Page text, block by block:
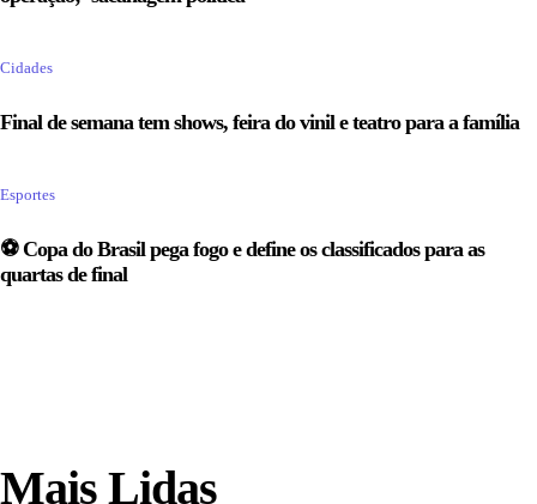
Cidades
Final de semana tem shows, feira do vinil e teatro para a família
Esportes
⚽ Copa do Brasil pega fogo e define os classificados para as
quartas de final
Mais Lidas